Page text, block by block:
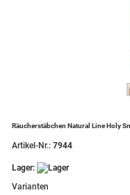
Räucherstäbchen Natural Line Holy
Artikel-Nr.: 7944
Lager:
Varianten